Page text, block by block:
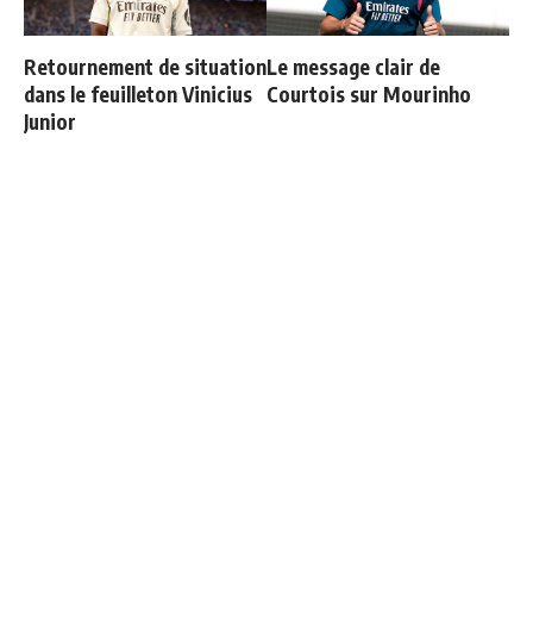
Retournement de situation
dans le feuilleton Vinicius
Junior
Le message clair de
Courtois sur Mourinho